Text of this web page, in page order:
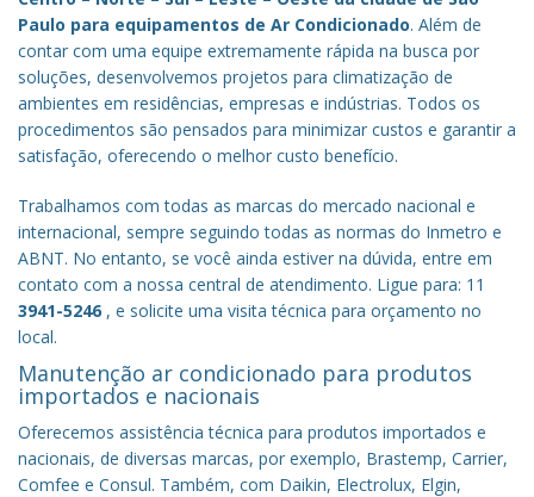
Paulo para equipamentos de Ar Condicionado. Além de
contar com uma equipe extremamente rápida na busca por
soluções, desenvolvemos projetos para climatização de
ambientes em residências, empresas e indústrias. Todos os
procedimentos são pensados para minimizar custos e garantir a
satisfação, oferecendo o melhor custo benefício.
Trabalhamos com todas as marcas do mercado nacional e
internacional, sempre seguindo todas as normas do Inmetro e
ABNT. No entanto, se você ainda estiver na dúvida, entre em
contato com a nossa central de atendimento. Ligue para: 11
3941-5246 , e solicite uma visita técnica para orçamento no
local.
Manutenção ar condicionado para produtos
importados e nacionais
Oferecemos assistência técnica para produtos importados e
nacionais, de diversas marcas, por exemplo, Brastemp, Carrier,
Comfee e Consul. Também, com Daikin, Electrolux, Elgin,